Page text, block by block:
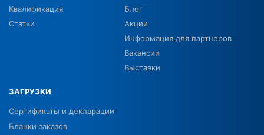
Квалификация
Статьи
Блог
Акции
Информация для партнеров
Вакансии
Выставки
ЗАГРУЗКИ
Сертификаты и декларации
Бланки заказов